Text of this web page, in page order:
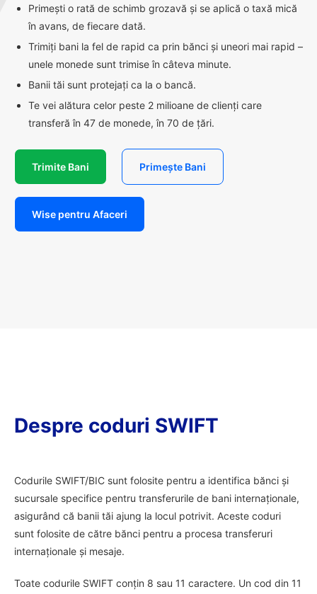
Primești o rată de schimb grozavă și se aplică o taxă mică
în avans, de fiecare dată.
Trimiți bani la fel de rapid ca prin bănci și uneori mai rapid –
unele monede sunt trimise în câteva minute.
Banii tăi sunt protejați ca la o bancă.
Te vei alătura celor peste 2 milioane de clienți care
transferă în 47 de monede, în 70 de țări.
Trimite Bani Primește Bani
Wise pentru Afaceri
Despre coduri SWIFT
Codurile SWIFT/BIC sunt folosite pentru a identifica bănci și
sucursale specifice pentru transferurile de bani internaționale,
asigurând că banii tăi ajung la locul potrivit. Aceste coduri
sunt folosite de către bănci pentru a procesa transferuri
internaționale și mesaje.
Toate codurile SWIFT conțin 8 sau 11 caractere. Un cod din 11